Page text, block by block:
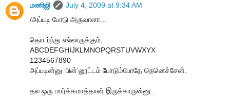
மணிஜி
July 4, 2009 at 9:34 AM
/அப்படி போடு அருவாளா...
தொடர்ந்து எல்லாருக்கும்,
ABCDEFGHIJKLMNOPQRSTUVWXYX
1234567890
அப்படின்னு ‘பின்‘னூட்டம் போடும்போதே நெனெச்சேன்.
தல ஒரு மார்க்கமாத்தான் இருக்காருன்னு..